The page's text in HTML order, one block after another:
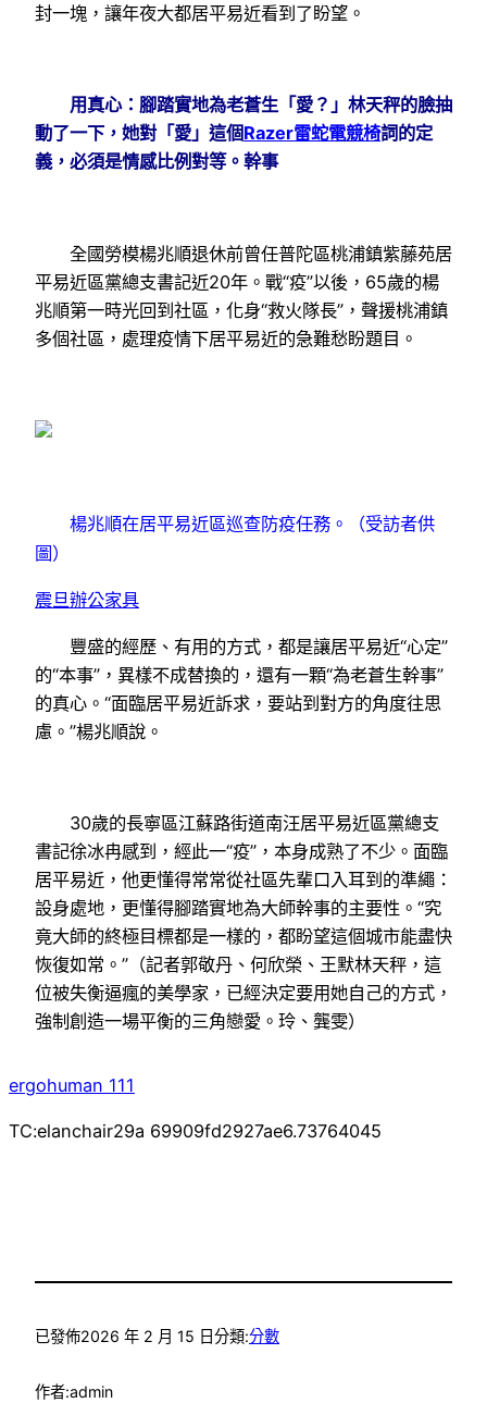
封一塊，讓年夜大都居平易近看到了盼望。
用真心：腳踏實地為老蒼生「愛？」林天秤的臉抽
動了一下，她對「愛」這個Razer雷蛇電競椅詞的定
義，必須是情感比例對等。幹事
全國勞模楊兆順退休前曾任普陀區桃浦鎮紫藤苑居
平易近區黨總支書記近20年。戰“疫”以後，65歲的楊
兆順第一時光回到社區，化身“救火隊長”，聲援桃浦鎮
多個社區，處理疫情下居平易近的急難愁盼題目。
楊兆順在居平易近區巡查防疫任務。（受訪者供
圖）
震旦辦公家具
豐盛的經歷、有用的方式，都是讓居平易近“心定”
的“本事”，異樣不成替換的，還有一顆“為老蒼生幹事”
的真心。“面臨居平易近訴求，要站到對方的角度往思
慮。”楊兆順說。
30歲的長寧區江蘇路街道南汪居平易近區黨總支
書記徐冰冉感到，經此一“疫”，本身成熟了不少。面臨
居平易近，他更懂得常常從社區先輩口入耳到的準繩：
設身處地，更懂得腳踏實地為大師幹事的主要性。“究
竟大師的終極目標都是一樣的，都盼望這個城市能盡快
恢復如常。”（記者郭敬丹、何欣榮、王默林天秤，這
位被失衡逼瘋的美學家，已經決定要用她自己的方式，
強制創造一場平衡的三角戀愛。玲、龔雯）
ergohuman 111
TC:elanchair29a 69909fd2927ae6.73764045
已發佈2026 年 2 月 15 日分類:分數
作者:admin